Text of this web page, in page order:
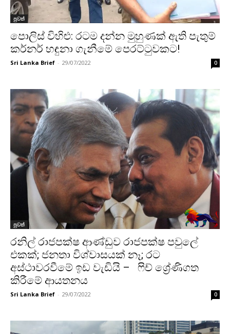
පුවත්
පොලිස් විහිළු: රටම දන්න මුහුණක් ඇති පැතුම්
කර්නර් හඳුනා ගැනීමේ පෙරට්ටුවකට!
Sri Lanka Brief - 29/07/2022 0
පුවත්
රනිල් රාජපක්ෂ ආණ්ඩුව රාජපක්ෂ පවුලේ
එකක්; ජනතා විශ්වාසයක් නෑ; රට
අස්ථාවරවීමේ ඉඩ වැඩියි – ෆිච් ශ්‍රේණිගත
කිරීමේ ආයතනය
Sri Lanka Brief - 29/07/2022 0